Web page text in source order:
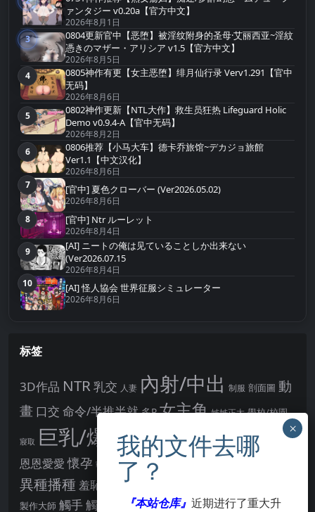
第2名
ァンタジー v0.20a【官方中文】
2026年8月1日
第3名
3
0804更新官中【恶堕】被淫纹附身的圣母·艾丽西亚~淫紋
憑きのマザー・アリシア v1.5【官方中文】
2026年8月5日
第4名
4
0805神作有更【女主恶堕】绯月仙行录 Verv1.291【官中
无码】
2026年8月6日
第5名
5
0802神作更新【NTL大作】救生员狂热 Lifeguard Holic
Demo v0.9.4-A【官中无码】
2026年8月2日
第6名
6
0806推荐【小马大车】德卡乔旅馆~デカジョ旅館
Ver1.1【中文汉化】
2026年8月6日
第7名
7 [官中] 夏色クローバー (Ver2026.05.02)
2026年8月6日
第8名
8 [官中] Ntr ルーレット
2026年8月4日
第9名
9
[AI] ニートの俺は见ていることしか出来ない
(Ver2026.07.15
2026年8月4日
第10名
10 [AI] 怪人協会 世界征服シミュレーター
2026年8月6日
标签
3D作品 NTR乳交 人妻 內射/中出 制服 剖面圖 動
畫 口交 命令/半推半就 多P 女主角 姊姊正太 學校/校園
寢取 巨乳/爆乳幻想 強制你播種 強制播種
恩恩愛愛 懷孕 戰鬥H 拘束 教育 男主角
異種播種 羞恥/恥辱 羞辱
製作大師 觸手 觸摸 賣春/援交 輪流播種 酪梨 阿黑顏 露出 點陣圖
『本站仓库』 近期进行了重大升